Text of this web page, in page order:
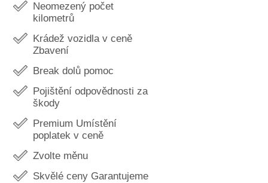
Neomezený počet
kilometrů
Krádež vozidla v ceně
Zbavení
Break dolů pomoc
Pojištění odpovědnosti za
škody
Premium Umístění
poplatek v ceně
Zvolte měnu
Skvělé ceny Garantujeme